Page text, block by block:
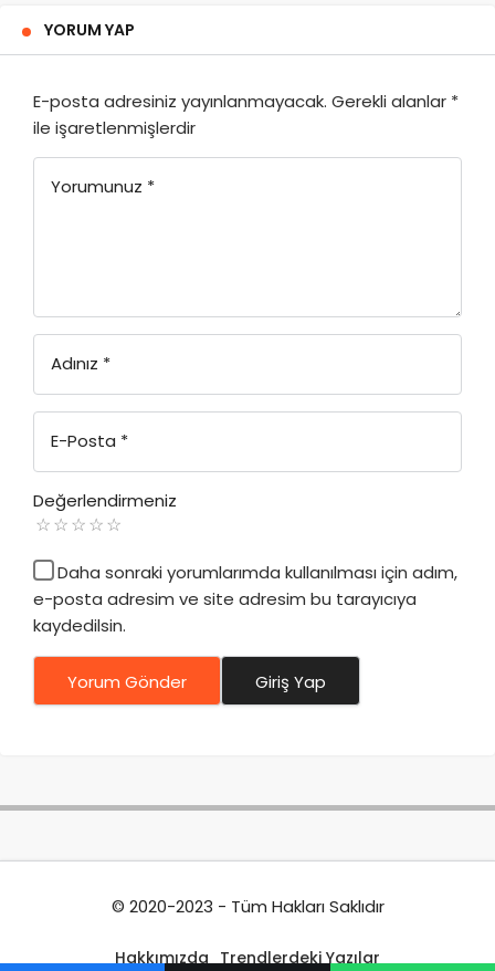
YORUM YAP
E-posta adresiniz yayınlanmayacak. Gerekli alanlar *
ile işaretlenmişlerdir
Yorumunuz *
Adınız *
E-Posta *
Değerlendirmeniz
Daha sonraki yorumlarımda kullanılması için adım,
e-posta adresim ve site adresim bu tarayıcıya
kaydedilsin.
Yorum Gönder Giriş Yap
© 2020-2023 - Tüm Hakları Saklıdır
Hakkımızda Trendlerdeki Yazılar